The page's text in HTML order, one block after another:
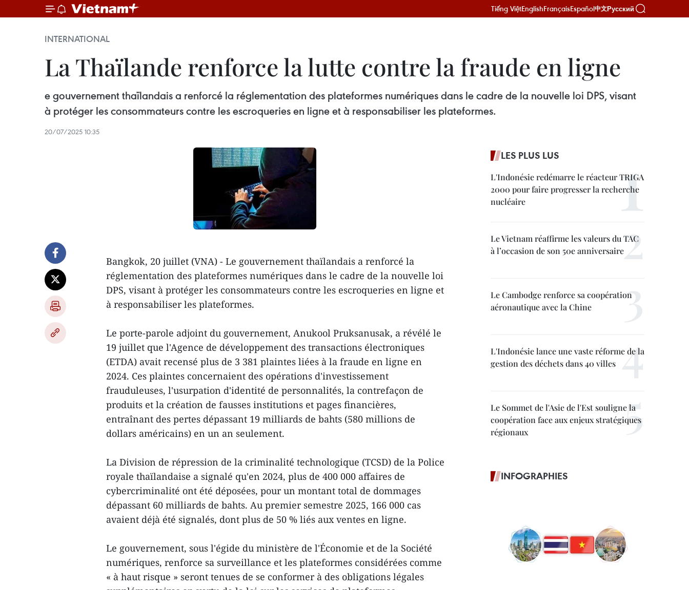
Tiếng ViệtEnglishFrançaisEspañol中文Русский
INTERNATIONAL
La Thaïlande renforce la lutte contre la fraude en ligne
e gouvernement thaïlandais a renforcé la réglementation des plateformes numériques dans le cadre de la nouvelle loi DPS, visant
à protéger les consommateurs contre les escroqueries en ligne et à responsabiliser les plateformes.
20/07/2025 10:35
Bangkok, 20 juillet (VNA) - Le gouvernement thaïlandais a renforcé la
réglementation des plateformes numériques dans le cadre de la nouvelle loi
DPS, visant à protéger les consommateurs contre les escroqueries en ligne et
à responsabiliser les plateformes.
Le porte-parole adjoint du gouvernement, Anukool Pruksanusak, a révélé le
19 juillet que l'Agence de développement des transactions électroniques
(ETDA) avait recensé plus de 3 381 plaintes liées à la fraude en ligne en
2024. Ces plaintes concernaient des opérations d'investissement
frauduleuses, l'usurpation d'identité de personnalités, la contrefaçon de
produits et la création de fausses institutions et pages financières,
entraînant des pertes dépassant 19 milliards de bahts (580 millions de
dollars américains) en un an seulement.
La Division de répression de la criminalité technologique (TCSD) de la Police
royale thaïlandaise a signalé qu'en 2024, plus de 400 000 affaires de
cybercriminalité ont été déposées, pour un montant total de dommages
dépassant 60 milliards de bahts. Au premier semestre 2025, 166 000 cas
avaient déjà été signalés, dont plus de 50 % liés aux ventes en ligne.
Le gouvernement, sous l'égide du ministère de l'Économie et de la Société
numériques, renforce sa surveillance et les plateformes considérées comme
« à haut risque » seront tenues de se conformer à des obligations légales
LES PLUS LUS
L'Indonésie redémarre le réacteur TRIGA
2000 pour faire progresser la recherche
nucléaire
Le Vietnam réaffirme les valeurs du TAC
à l’occasion de son 50e anniversaire
Le Cambodge renforce sa coopération
aéronautique avec la Chine
L'Indonésie lance une vaste réforme de la
gestion des déchets dans 40 villes
Le Sommet de l'Asie de l'Est souligne la
coopération face aux enjeux stratégiques
régionaux
INFOGRAPHIES